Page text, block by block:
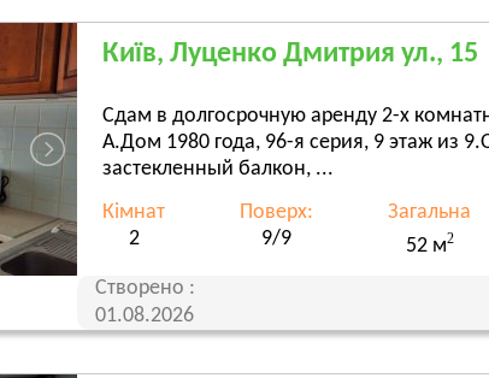
Київ, Луценко Дмитрия ул., 15
Сдам в долгосрочную аренду 2-х
А.Дом 1980 года, 96-я серия, 9 этаж из
застекленный балкон, ...
Кімнат
2
Поверх:
9/9
Загальна
52 м2
Створено :
01.08.2026